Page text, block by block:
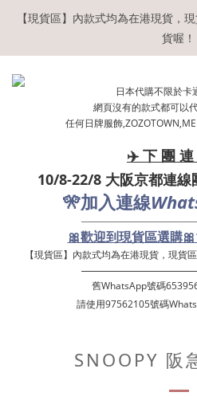
【現貨區】內款式均為在港現貨，
貨喔！
【現貨區】內款式均為在港現貨，
貨喔！
如欲享用會員優惠，註冊後請務必
如非登入後購物，將不會獲發會員
溫馨提示：所有順豐快遞／本地及
郵通知出貨，下單後敬
【現貨區】內款式均為在港現貨，
貨喔！
日本代購不限於卡
網頁沒有的款式都可以
任何日牌服飾
✈️ 下 團 連
10/8-22/8 大阪京都連線
🎌加入連線
🎀歡迎到現貨區選購
【現貨區】內款式均為在港現貨，現貨
舊WhatsApp號碼
請使用97562105號碼
SNOOPY 阪